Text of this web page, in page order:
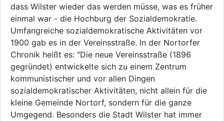
dass Wilster wieder das werden müsse, was es früher
einmal war - die Hochburg der Sozialdemokratie.
Umfangreiche sozialdemokratische Aktivitäten vor
1900 gab es in der Vereinsstraße. In der Nortorfer
Chronik heißt es: "Die neue Vereinsstraße (1896
gegründet) entwickelte sich zu einem Zentrum
kommunistischer und vor allen Dingen
sozialdemokratischer Aktivitäten, nicht allein für die
kleine Gemeinde Nortorf, sondern für die ganze
Umgegend. Besonders die Stadt Wilster hat immer